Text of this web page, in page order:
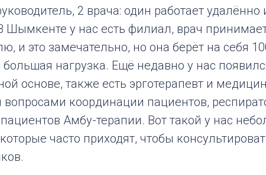
2 врача: один работает удалённо
у нас есть филиал, врач
и это замечательно, но она берёт на себя
большая нагрузка. Ещё недавно у нас
основе, также есть эрготерапевт и
вопросами координации пациентов,
Амбу-терапии. Вот такой у нас
часто приходят, чтобы